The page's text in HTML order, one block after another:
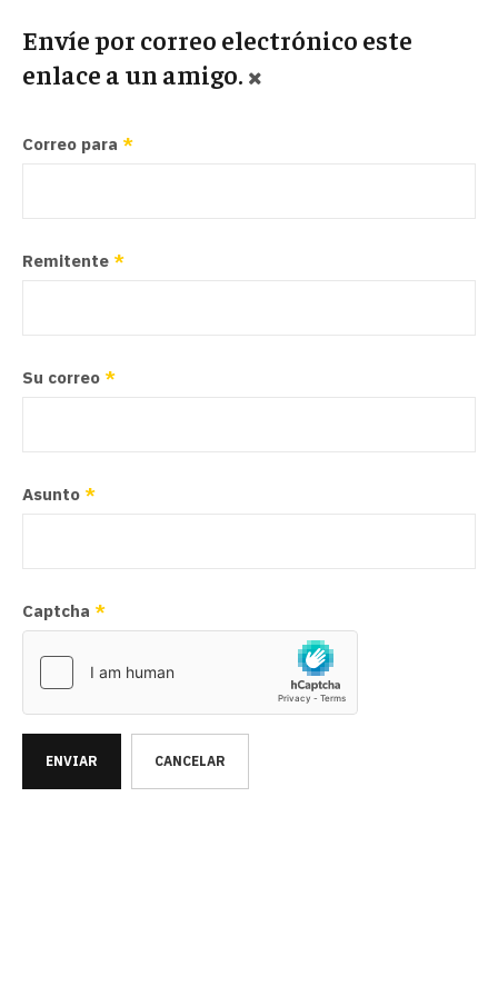
Envíe por correo electrónico este
enlace a un amigo.
Correo para *
Remitente *
Su correo *
Asunto *
Captcha *
ENVIAR CANCELAR